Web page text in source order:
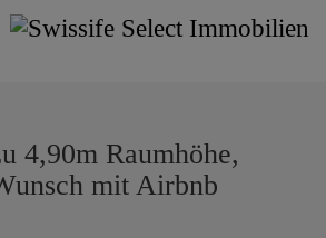
4,90m Raumhöhe,
mit Airbnb